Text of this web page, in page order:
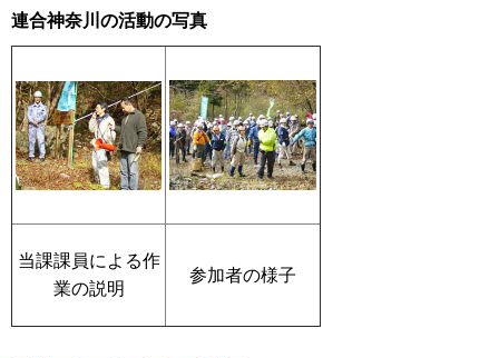
連合神奈川の活動の写真
当課課員による作
業の説明
参加者の様子